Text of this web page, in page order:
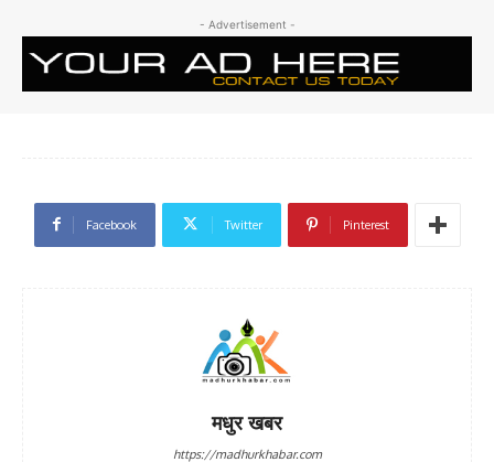
- Advertisement -
Facebook Twitter Pinterest
मधुर खबर
https://madhurkhabar.com